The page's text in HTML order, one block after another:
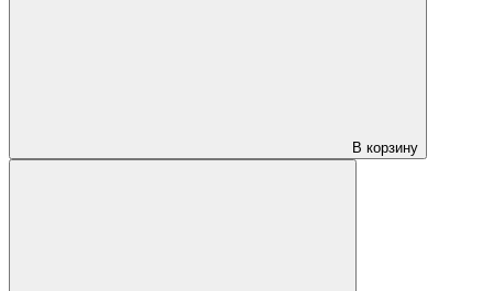
В корзину